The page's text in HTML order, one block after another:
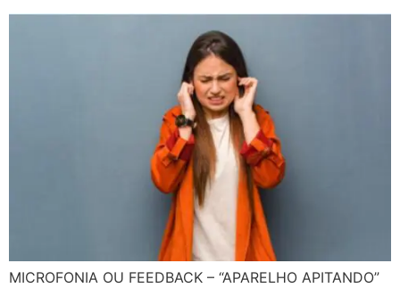
MICROFONIA OU FEEDBACK – “APARELHO APITANDO”